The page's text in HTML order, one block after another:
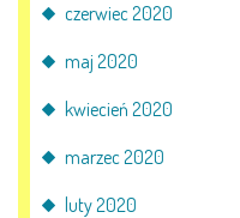
czerwiec 2020
maj 2020
kwiecień 2020
marzec 2020
luty 2020